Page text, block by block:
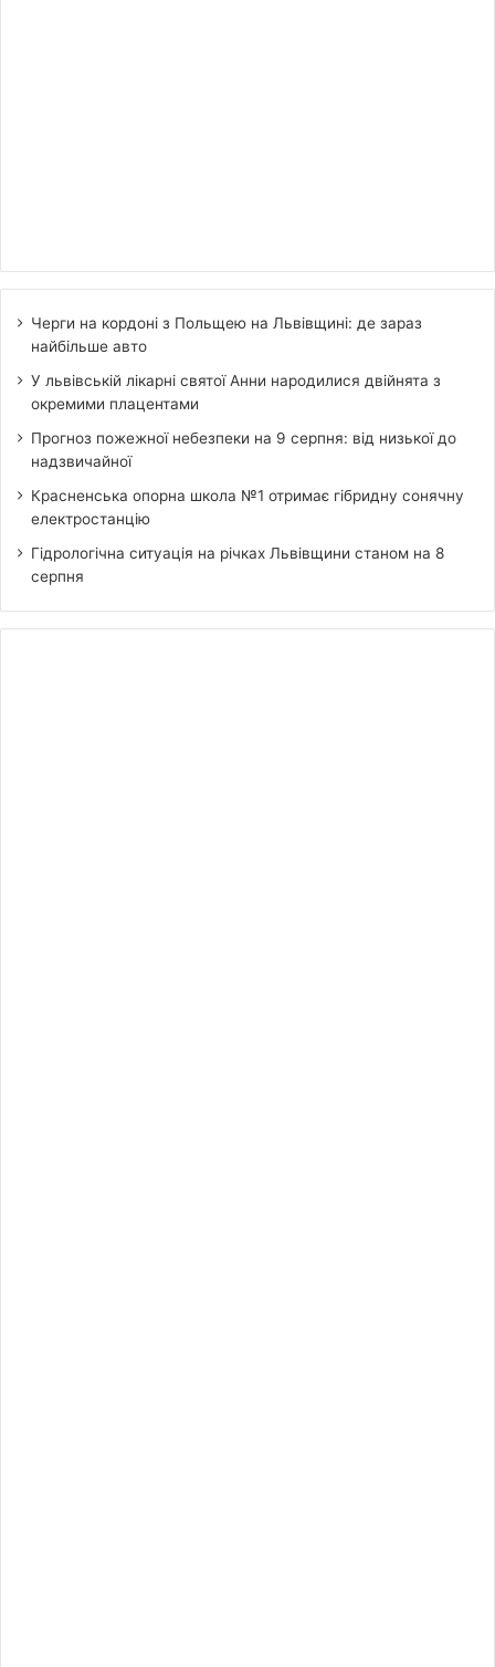
Черги на кордоні з Польщею на Львівщині: де зараз
найбільше авто
У львівській лікарні святої Анни народилися двійнята з
окремими плацентами
Прогноз пожежної небезпеки на 9 серпня: від низької до
надзвичайної
Красненська опорна школа №1 отримає гібридну сонячну
електростанцію
Гідрологічна ситуація на річках Львівщини станом на 8
серпня